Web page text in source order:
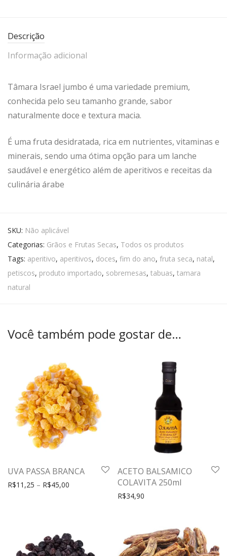
Descrição
Informação adicional
Tâmara Israel jumbo é uma variedade premium,
conhecida pelo seu tamanho grande, sabor
naturalmente doce e textura macia.
É uma fruta desidratada, rica em nutrientes, vitaminas e
minerais, sendo uma ótima opção para um lanche
saudável e energético além de aperitivos e receitas da
culinária árabe
SKU: Não aplicável
Categorias: Grãos e Frutas Secas, Todos os produtos
Tags: aperitivo, aperitivos, doces, fim do ano, fruta seca, natal,
petiscos, produto importado, sobremesas, tabuas, tamara
natural
Você também pode gostar de…
UVA PASSA BRANCA
R$11,25 – R$45,00
ACETO BALSAMICO
COLAVITA 250ml
R$34,90